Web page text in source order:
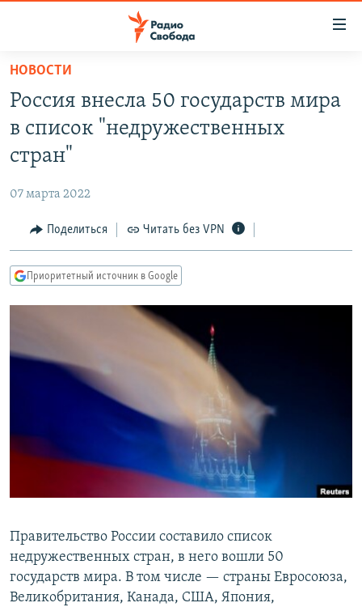
упрощенного
доступа
основному
Вернутся
Вернутся
АВТОРСКИЕ ПРОЕКТЫ
МНЕНИЯ
КУЛЬТУРА
КАВКАЗ.РЕАЛИИ
СИБИРЬ.РЕАЛИИ
РАСПИСАНИЕ ВЕЩАНИЯ
ПОДПИШИТЕСЬ НА РАССЫЛКУ
СОЦИАЛЬНЫЕ СЕТИ
Все сайты РСЕ/РС
НОВОСТИ
Россия внесла 50 государств мира
в список "недружественных
стран"
07 марта 2022
Поделиться Читать без VPN
Приоритетный источник в Google
Правительство России составило список
недружественных стран, в него вошли 50
государств мира. В том числе — страны Евросоюза,
Великобритания, Канада, США, Япония,